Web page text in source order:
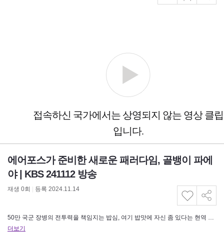
에어포스가 준비한 새로운 패러다임, 골뱅이 파에
야 | KBS 241112 방송
재생 0회 | 등록 2024.11.14
더보기